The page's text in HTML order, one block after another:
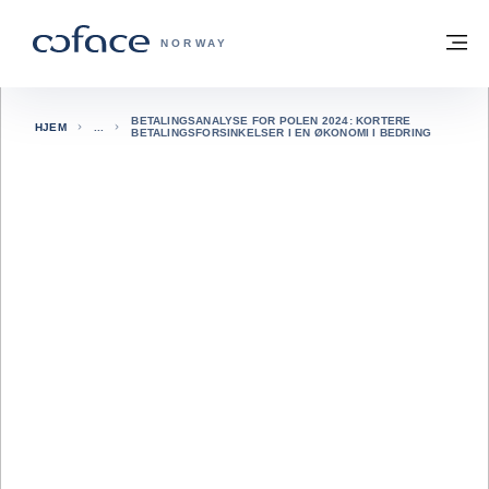
COFACE FOR TRADE - HJEMMESIDE
NORWAY
Tilbake til hjemmesiden
HJEM
BETALINGSANALYSE FOR POLEN 2024: KORTERE
BETALINGSFORSINKELSER I EN ØKONOMI I BEDRING